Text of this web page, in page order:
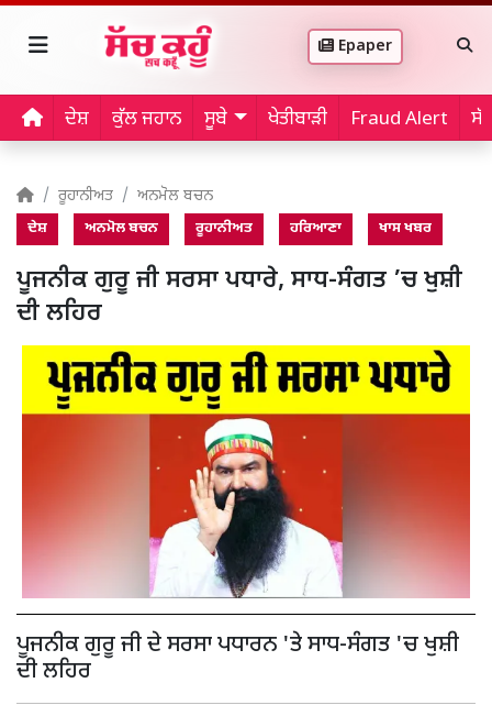
Epaper
ਦੇਸ਼ ਕੁੱਲ ਜਹਾਨ ਸੂਬੇ ਖੇਤੀਬਾੜੀ Fraud Alert
ਰੂਹਾਨੀਅਤ ਅਨਮੋਲ ਬਚਨ
ਦੇਸ਼ ਅਨਮੋਲ ਬਚਨ ਰੂਹਾਨੀਅਤ ਹਰਿਆਣਾ ਖਾਸ ਖਬਰ
ਪੂਜਨੀਕ ਗੁਰੂ ਜੀ ਸਰਸਾ ਪਧਾਰੇ, ਸਾਧ-ਸੰਗਤ ’ਚ ਖੁਸ਼ੀ
ਦੀ ਲਹਿਰ
ਪੂਜਨੀਕ ਗੁਰੂ ਜੀ ਦੇ ਸਰਸਾ ਪਧਾਰਨ 'ਤੇ ਸਾਧ-ਸੰਗਤ 'ਚ ਖੁਸ਼ੀ
ਦੀ ਲਹਿਰ